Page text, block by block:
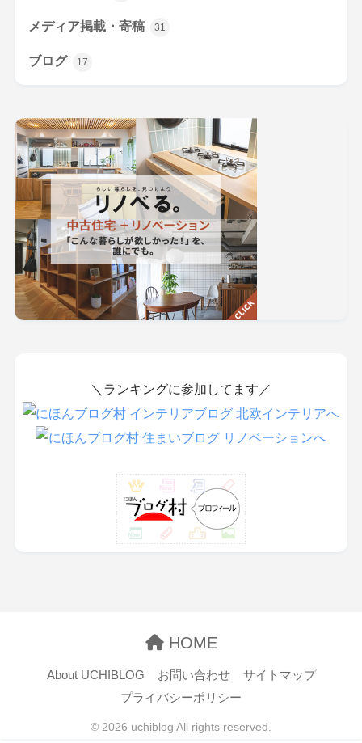
メディア掲載・寄稿 31
ブログ 17
＼ランキングに参加してます／
HOME
About UCHIBLOG お問い合わせ
サイトマップ
プライバシーポリシー
© 2026 uchiblog All rights reserved.